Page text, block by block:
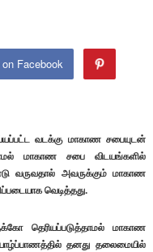
Facebook
வடக்கு மாகாண சபையுடன்
மாகாண சபை விடயங்களில்
வருவதால் அவருக்கும் மாகாண
வெடித்தது.
தெரியப்படுத்தாமல் மாகாண
தனது தலைமையில்